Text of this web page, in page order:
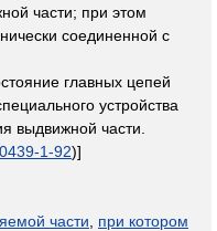
части; при этом
соединенной с
главных цепей
устройства
выдвижной части.
1-92)]
части
при котором